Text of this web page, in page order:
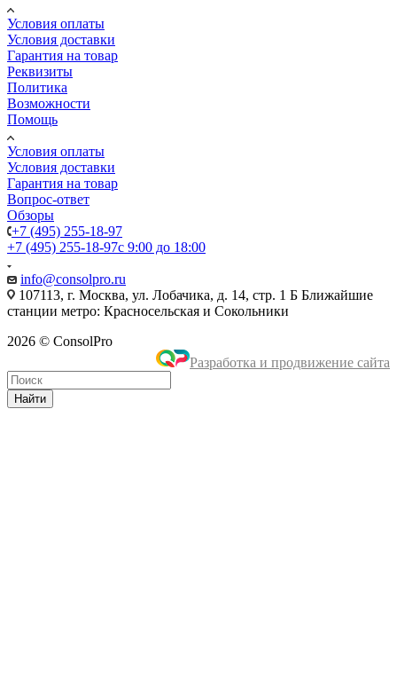
Условия оплаты
Условия доставки
Гарантия на товар
Реквизиты
Политика
Возможности
Помощь
Условия оплаты
Условия доставки
Гарантия на товар
Вопрос-ответ
Обзоры
+7 (495) 255-18-97
+7 (495) 255-18-97с 9:00 до 18:00
info@consolpro.ru
107113, г. Москва, ул. Лобачика, д. 14, стр. 1 Б Ближайшие
станции метро: Красносельская и Сокольники
2026 © ConsolPro
Разработка и продвижение сайта
Найти